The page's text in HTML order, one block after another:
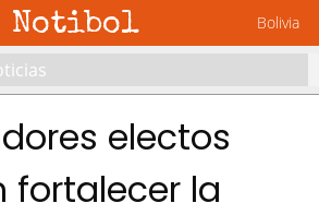
Notibol Bolivia
electos
fortalecer la